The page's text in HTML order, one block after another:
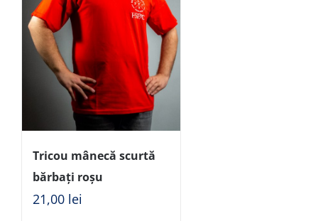
Tricou mânecă scurtă
bărbați roșu
21,00 lei